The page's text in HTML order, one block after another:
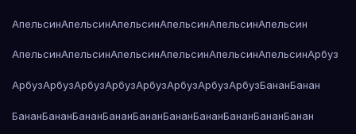
АпельсинАпельсинАпельсинАпельсинАпельсинАпельсин
АпельсинАпельсинАпельсинАпельсинАпельсинАпельсинАрбуз
АрбузАрбузАрбузАрбузАрбузАрбузАрбузАрбузБананБанан
БананБананБананБананБананБананБананБананБананБанан